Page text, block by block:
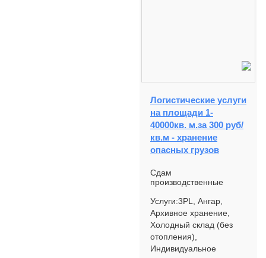
Логистические услуги
на площади 1-
40000кв. м.за 300 руб/
кв.м - хранение
опасных грузов
Сдам
производственные
подходят под склад, под
производство
металлопродукции,
автосервис, под
магазин -...
Услуги:3PL, Ангар,
Архивное хранение,
Холодный склад (без
отопления),
Индивидуальное